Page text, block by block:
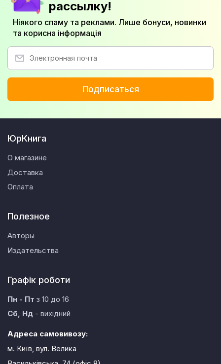
рассылку!
Ніякого спаму та реклами. Лише бонуси, новинки
та корисна інформація
Подписаться
ЮрКнига
О магазине
Доставка
Оплата
Полезное
Авторы
Издательства
Графік роботи
Пн - Пт з 10 до 16
Сб, Нд - вихідний
Адреса самовивозу:
м. Київ, вул. Велика